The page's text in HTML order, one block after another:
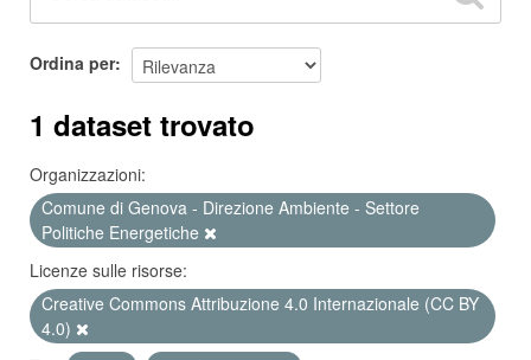
Ordina per
1 dataset trovato
Organizzazioni:
Comune di Genova - Direzione Ambiente - Settore
Politiche Energetiche
Licenze sulle risorse:
Creative Commons Attribuzione 4.0 Internazionale (CC BY
4.0)